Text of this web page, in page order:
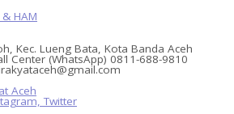
HAM
Kec. Lueng Bata, Kota Banda Aceh
Center (WhatsApp) 0811-688-9810
Aceh
Twitter